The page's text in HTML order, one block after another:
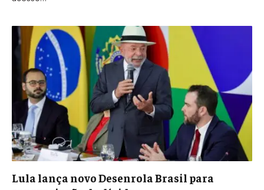
Lula lança novo Desenrola Brasil para